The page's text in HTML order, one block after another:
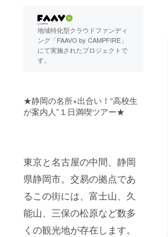
地域特化型クラウドファンディ
ング「FAAVO by CAMPFIRE」
にて実施されたプロジェクトで
す。
★静岡の名所×出合い！“高校生
が案内人”１日満喫ツアー★
東京と名古屋の中間、静岡
県静岡市。交易の拠点であ
るこの街には、富士山、久
能山、三保の松原など数多
くの観光地が存在します。